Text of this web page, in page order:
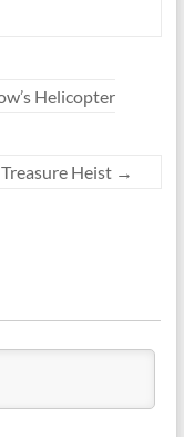
Helicopter
Heist →